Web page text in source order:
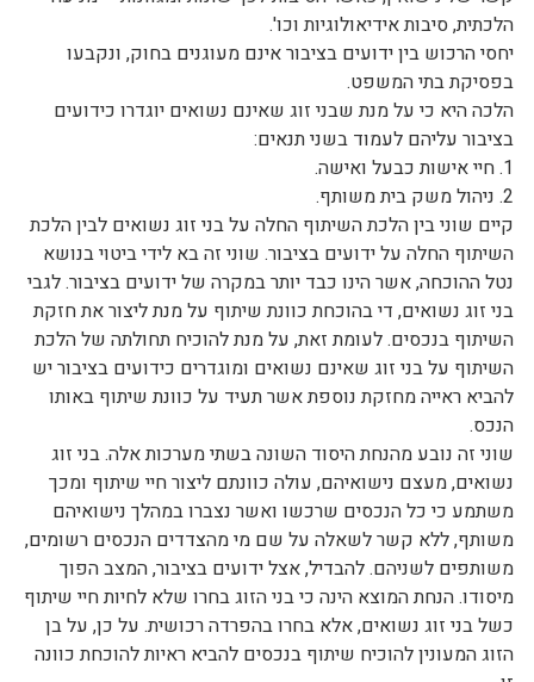
הלכתית, סיבות אידיאולוגיות וכו'.
יחסי הרכוש בין ידועים בציבור אינם מעוגנים בחוק, ונקבעו
בפסיקת בתי המשפט.
הלכה היא כי על מנת שבני זוג שאינם נשואים יוגדרו כידועים
בציבור עליהם לעמוד בשני תנאים:
1. חיי אישות כבעל ואישה.
2. ניהול משק בית משותף.
קיים שוני בין הלכת השיתוף החלה על בני זוג נשואים לבין הלכת
השיתוף החלה על ידועים בציבור. שוני זה בא לידי ביטוי בנושא
נטל ההוכחה, אשר הינו כבד יותר במקרה של ידועים בציבור. לגבי
בני זוג נשואים, די בהוכחת כוונת שיתוף על מנת ליצור את חזקת
השיתוף בנכסים. לעומת זאת, על מנת להוכיח תחולתה של הלכת
השיתוף על בני זוג שאינם נשואים ומוגדרים כידועים בציבור יש
להביא ראייה מחזקת נוספת אשר תעיד על כוונת שיתוף באותו
הנכס.
שוני זה נובע מהנחת היסוד השונה בשתי מערכות אלה. בני זוג
נשואים, מעצם נישואיהם, עולה כוונתם ליצור חיי שיתוף ומכך
משתמע כי כל הנכסים שרכשו ואשר נצברו במהלך נישואיהם
משותף, ללא קשר לשאלה על שם מי מהצדדים הנכסים רשומים,
משותפים לשניהם. להבדיל, אצל ידועים בציבור, המצב הפוך
מיסודו. הנחת המוצא הינה כי בני הזוג בחרו שלא לחיות חיי שיתוף
כשל בני זוג נשואים, אלא בחרו בהפרדה רכושית. על כן, על בן
הזוג המעונין להוכיח שיתוף בנכסים להביא ראיות להוכחת כוונה